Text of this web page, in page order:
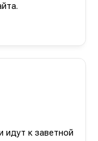
идут к заветной